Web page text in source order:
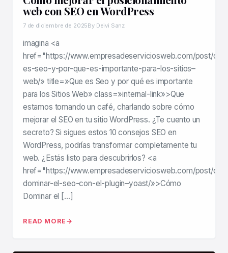
web con SEO en WordPress
7 de diciembre de 2025By Deivi Sanz
imagina <a
href="https://www.empresadeserviciosweb.com/post/
es-seo-y-por-que-es-importante-para-los-sitios–
web/» title=»Que es Seo y por qué es importante
para los Sitios Web» class=»internal-link»>Que
estamos tomando un café, charlando sobre cómo
mejorar el SEO en tu sitio WordPress. ¿Te cuento un
secreto? Si sigues estos 10 consejos SEO en
WordPress, podrías transformar completamente tu
web. ¿Estás listo para descubrirlos? <a
href="https://www.empresadeserviciosweb.com/post/
dominar-el-seo-con-el-plugin–yoast/»>Cómo
Dominar el […]
READ MORE